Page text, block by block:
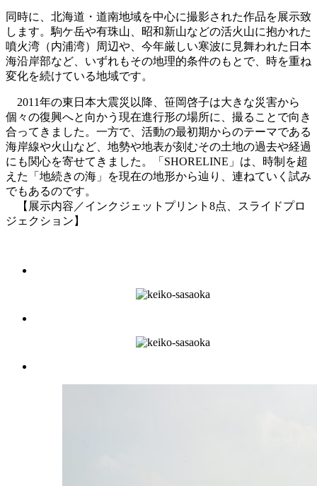
同時に、北海道・道南地域を中心に撮影された作品を展示致
します。駒ケ岳や有珠山、昭和新山などの活火山に抱かれた
噴火湾（内浦湾）周辺や、今年厳しい寒波に見舞われた日本
海沿岸部など、いずれもその地理的条件のもとで、時を重ね
変化を続けている地域です。
2011年の東日本大震災以降、笹岡啓子は大きな災害から
個々の復興へと向かう現在進行形の場所に、撮ることで向き
合ってきました。一方で、活動の最初期からのテーマである
海岸線や火山など、地勢や地表が刻むその土地の過去や経過
にも関心を寄せてきました。「SHORELINE」は、時制を超
えた「地続きの海」を現在の地形から辿り、連ねていく試み
でもあるのです。
【展示内容／インクジェットプリント8点、スライドプロ
ジェクション】